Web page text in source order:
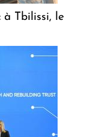
à Tbilissi, le